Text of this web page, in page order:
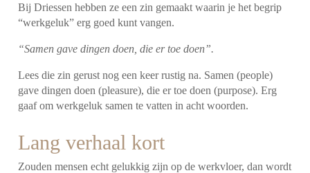
Bij Driessen hebben ze een zin gemaakt waarin je het begrip
“werkgeluk” erg goed kunt vangen.
“Samen gave dingen doen, die er toe doen”.
Lees die zin gerust nog een keer rustig na. Samen (people)
gave dingen doen (pleasure), die er toe doen (purpose). Erg
gaaf om werkgeluk samen te vatten in acht woorden.
Lang verhaal kort
Zouden mensen echt gelukkig zijn op de werkvloer, dan wordt